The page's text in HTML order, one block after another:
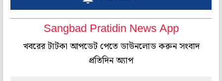
Sangbad Pratidin News App
খবরের টাটকা আপডেট পেতে ডাউনলোড করুন সংবাদ
প্রতিদিন অ্যাপ